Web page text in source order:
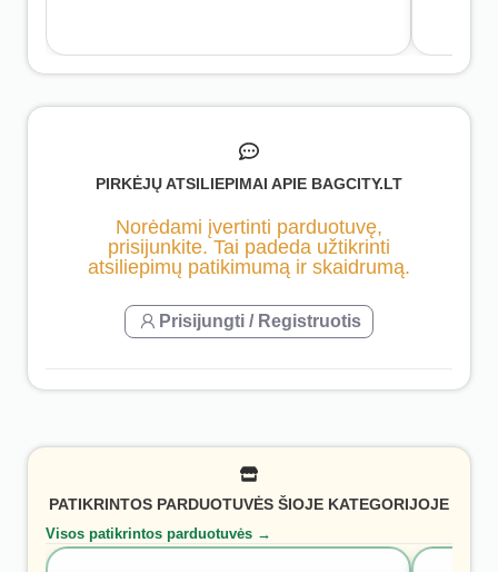
PIRKĖJŲ ATSILIEPIMAI APIE BAGCITY.LT
Norėdami įvertinti parduotuvę,
prisijunkite. Tai padeda užtikrinti
atsiliepimų patikimumą ir skaidrumą.
Prisijungti / Registruotis
PATIKRINTOS PARDUOTUVĖS ŠIOJE KATEGORIJOJE
Visos patikrintos parduotuvės →